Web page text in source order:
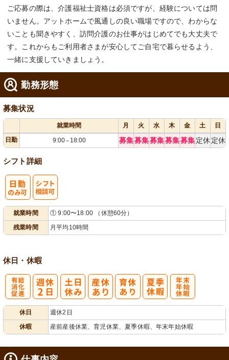
ご応募の際は、介護福祉士資格は必須ですが、経験については問
いません。アットホームで風通しの良い職場ですので、わからな
いことも聞きやすく、訪問介護のお仕事がはじめてでも大丈夫で
す。これからもご利用者さまが安心してご自宅で暮らせるよう、
一緒に支援していきましょう。
勤務形態
募集状況
就業時間 月 火 水 木 金 土
日
日勤
9:00～ 18:00 募集募集募集募集募集 定休 定休
シフト詳細
就業時間
① 9:00〜18:00 （休憩60分）
残業時間
月平均10時間
休日・休暇
休日
週休2日
休暇
産前産後休業、育児休業、夏季休暇、年末年始休暇